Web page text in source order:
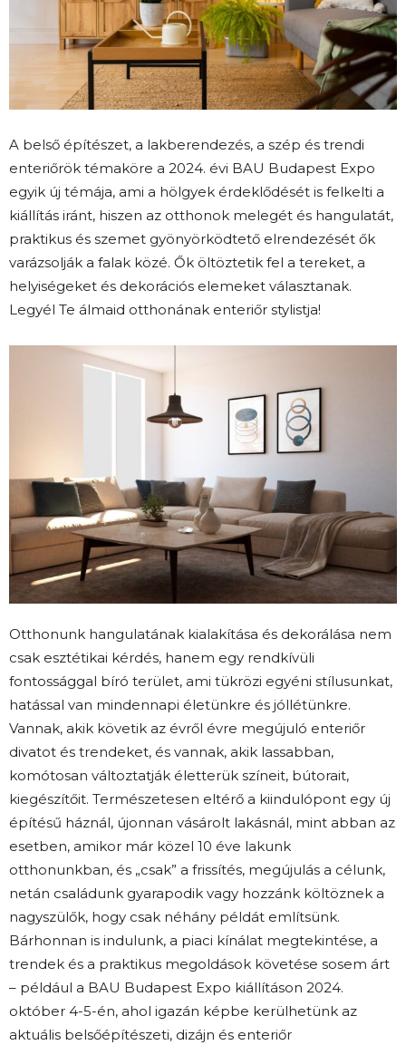
A belső építészet, a lakberendezés, a szép és trendi
enteriőrök témaköre a 2024. évi BAU Budapest Expo
egyik új témája, ami a hölgyek érdeklődését is felkelti a
kiállítás iránt, hiszen az otthonok melegét és hangulatát,
praktikus és szemet gyönyörködtető elrendezését ők
varázsolják a falak közé. Ők öltöztetik fel a tereket, a
helyiségeket és dekorációs elemeket választanak.
Legyél Te álmaid otthonának enteriőr stylistja!
Otthonunk hangulatának kialakítása és dekorálása nem
csak esztétikai kérdés, hanem egy rendkívüli
fontossággal bíró terület, ami tükrözi egyéni stílusunkat,
hatással van mindennapi életünkre és jóllétünkre.
Vannak, akik követik az évről évre megújuló enteriőr
divatot és trendeket, és vannak, akik lassabban,
komótosan változtatják életterük színeit, bútorait,
kiegészítőit. Természetesen eltérő a kiindulópont egy új
építésű háznál, újonnan vásárolt lakásnál, mint abban az
esetben, amikor már közel 10 éve lakunk
otthonunkban, és „csak” a frissítés, megújulás a célunk,
netán családunk gyarapodik vagy hozzánk költöznek a
nagyszülők, hogy csak néhány példát említsünk.
Bárhonnan is indulunk, a piaci kínálat megtekintése, a
trendek és a praktikus megoldások követése sosem árt
– például a BAU Budapest Expo kiállításon 2024.
október 4-5-én, ahol igazán képbe kerülhetünk az
aktuális belsőépítészeti, dizájn és enteriőr